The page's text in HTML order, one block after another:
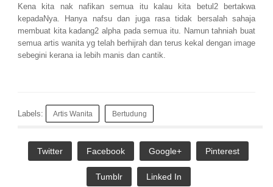
Kena kita nak nafikan semua itu kalau kita betul2 bertakwa
kepadaNya. Hanya nafsu dan juga rasa tidak bersalah sahaja
membuat kita kadang2 alpha pada semua itu. Namun tahniah buat
semua artis wanita yg telah berhijrah dan terus kekal dengan image
sebegini kerana ia lebih manis dan cantik.
Labels: Artis Wanita Bertudung
Twitter Facebook Google+ Pinterest
Tumblr Linked In